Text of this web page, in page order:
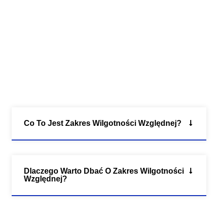
Co To Jest Zakres Wilgotności Względnej?
Dlaczego Warto Dbać O Zakres Wilgotności
Względnej?